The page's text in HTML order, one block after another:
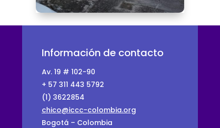
Información de contacto
Av. 19 # 102-90
+ 57 311 443 5792
(1) 3622854
chico@iccc-colombia.org
Bogotá – Colombia